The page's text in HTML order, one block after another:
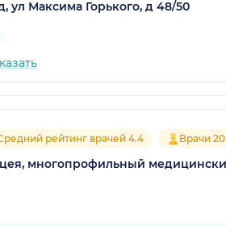
ул Максима Горького, д 48/50
рейтинг врачей 4.4 Врачи
многопрофильный